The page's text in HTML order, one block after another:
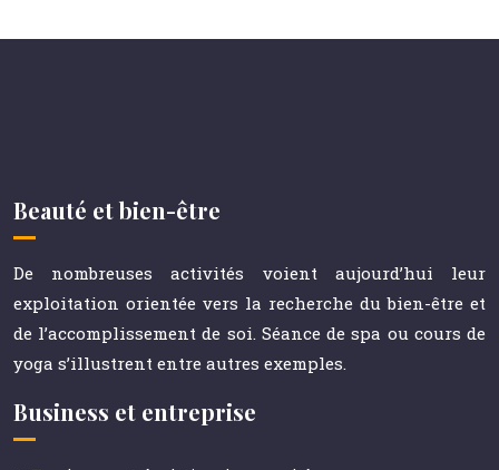
Beauté et bien-être
De nombreuses activités voient aujourd’hui leur
exploitation orientée vers la recherche du bien-être et
de l’accomplissement de soi. Séance de spa ou cours de
yoga s’illustrent entre autres exemples.
Business et entreprise